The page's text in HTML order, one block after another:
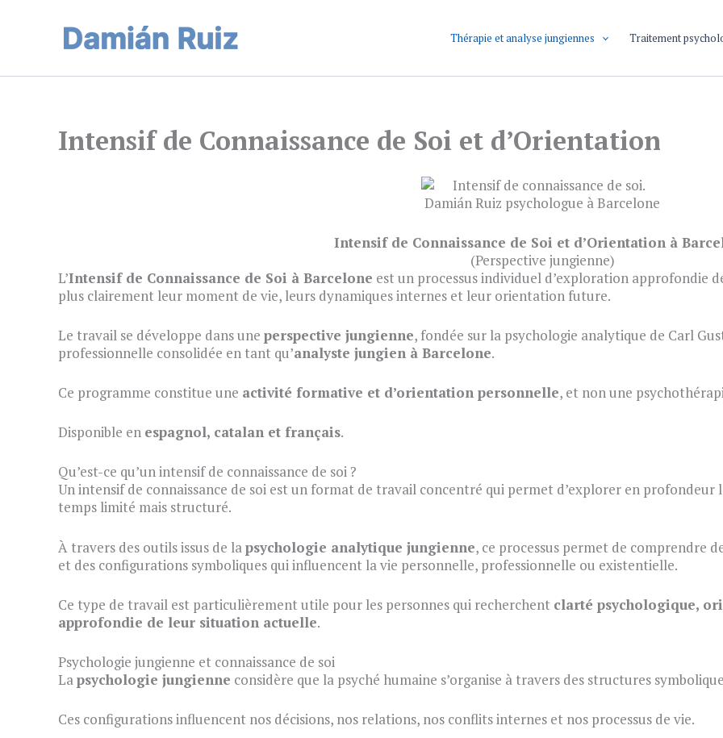
Thérapie et analyse jungiennes Traitement
Intensif de Connaissance de Soi et d’Orientation
Intensif de Connaissance de Soi et d’Orientation à
(Perspective jungienne)
L’Intensif de Connaissance de Soi à Barcelone est un processus individuel d’exploration approfondie
plus clairement leur moment de vie, leurs dynamiques internes et leur orientation future.
Le travail se développe dans une perspective jungienne, fondée sur la psychologie analytique de Carl
professionnelle consolidée en tant qu’analyste jungien à Barcelone.
Ce programme constitue une activité formative et d’orientation personnelle, et non une
Disponible en espagnol, catalan et français.
Qu’est-ce qu’un intensif de connaissance de soi ?
Un intensif de connaissance de soi est un format de travail concentré qui permet d’explorer en profondeur
temps limité mais structuré.
À travers des outils issus de lapsychologie analytique jungienne, ce processus permet de comprendre
et des configurations symboliques qui influencent la vie personnelle, professionnelle ou existentielle.
Ce type de travail est particulièrement utile pour les personnes qui recherchent clarté psychologique,
approfondie de leur situation actuelle.
Psychologie jungienne et connaissance de soi
Lapsychologie jungienne considère que la psyché humaine s’organise à travers des structures
Ces configurations influencent nos décisions, nos relations, nos conflits internes et nos processus de vie.